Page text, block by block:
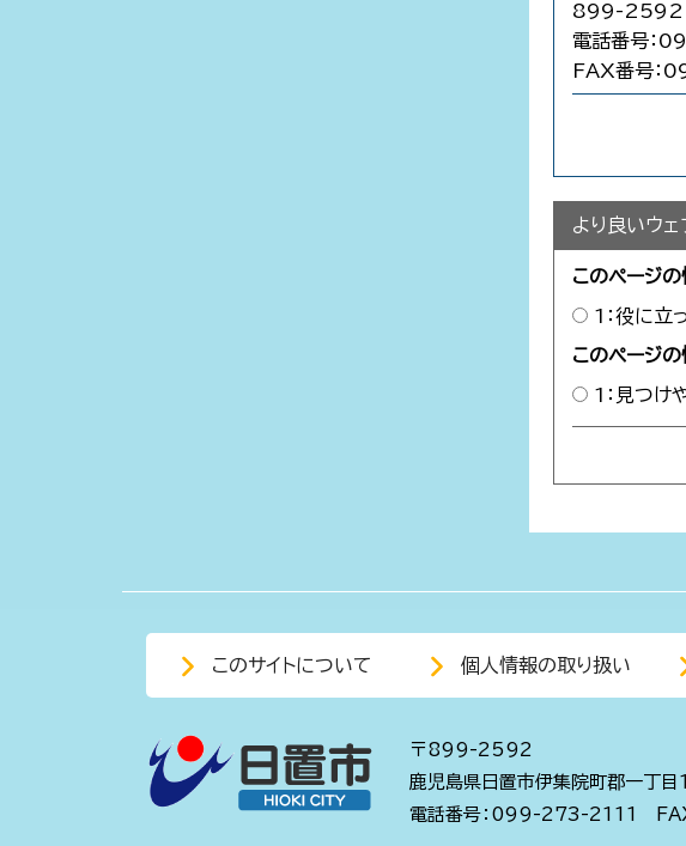
899-2592
電話番号
FAX番号
より良いウ
このページ
1：役に立
このページ
1：見つけ
このサイトについて 個人情報の取り扱い
〒899-2592
鹿児島県日置市伊集院町郡一丁
電話番号：099-273-2111